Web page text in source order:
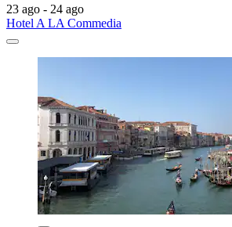
23 ago - 24 ago
Hotel A LA Commedia